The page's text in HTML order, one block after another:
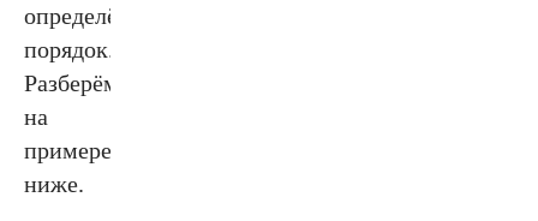
определённый
порядок.
Разберём
на
примере
ниже.